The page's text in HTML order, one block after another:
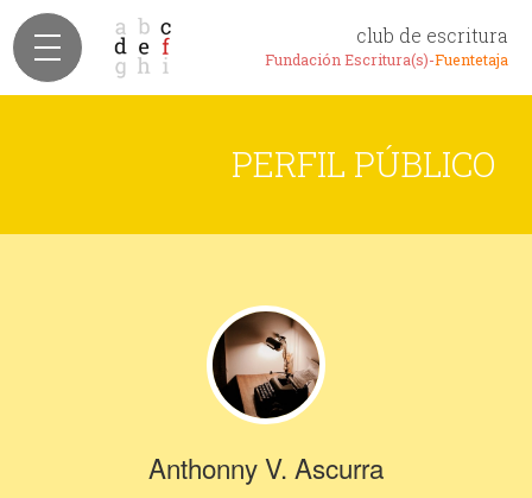
club de escritura
Fundación Escritura(s)-Fuentetaja
PERFIL PÚBLICO
Anthonny V. Ascurra